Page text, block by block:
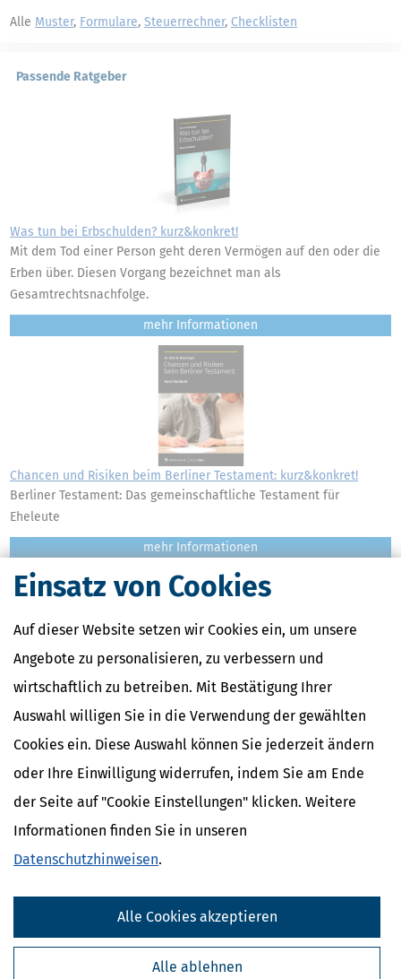
Einsatz von Cookies
Auf dieser Website setzen wir Cookies ein, um unsere
Angebote zu personalisieren, zu verbessern und
wirtschaftlich zu betreiben. Mit Bestätigung Ihrer
Auswahl willigen Sie in die Verwendung der gewählten
Cookies ein. Diese Auswahl können Sie jederzeit ändern
oder Ihre Einwilligung widerrufen, indem Sie am Ende
der Seite auf "Cookie Einstellungen" klicken. Weitere
Informationen finden Sie in unseren
Datenschutzhinweisen.
Alle ablehnen
Alle Cookies akzeptieren
Alle Muster, Formulare, Steuerrechner, Checklisten
Passende Ratgeber
Was tun bei Erbschulden? kurz&konkret!
Mit dem Tod einer Person geht deren Vermögen auf den oder die
Erben über. Diesen Vorgang bezeichnet man als
Gesamtrechtsnachfolge.
mehr
Chancen und Risiken beim Berliner Testament: kurz&konkret!
Berliner Testament: Das gemeinschaftliche Testament für
Eheleute
mehr
Gesetzlich steht es dem Erblasser – also demjenigen, der etwas zu
vererben hat – frei, Verfügungen darüber zu treffen, was mit